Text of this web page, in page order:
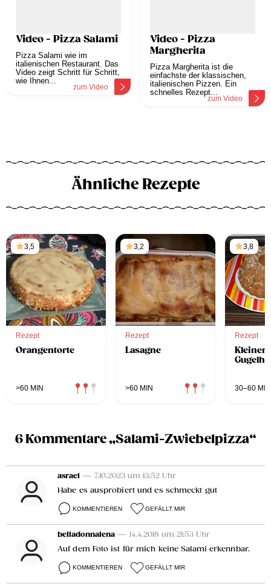
Video - Pizza Salami
Pizza Salami wie im
italienischen Restaurant. Das
Video zeigt Schritt für Schritt,
wie Ihnen...
zum Video
Video - Pizza
Margherita
Pizza Margherita ist die
einfachste der klassischen,
italienischen Pizzen. Ein
schnelles Rezept...
zum Video
Ähnliche Rezepte
3,5
Rezept
Orangentorte
>60 MIN
3,2
Rezept
Lasagne
>60 MIN
3,8
Rezept
Kleiner
30–60 MIN
6 Kommentare „Salami-Zwiebelpizza“
asrael — 7.10.2023 um 13:52 Uhr
Habe es ausprobiert und es schmeckt gut
KOMMENTIEREN GEFÄLLT MIR
belladonnalena — 14.4.2018 um 21:53 Uhr
Auf dem Foto ist für mich keine Salami erkennbar.
KOMMENTIEREN GEFÄLLT MIR